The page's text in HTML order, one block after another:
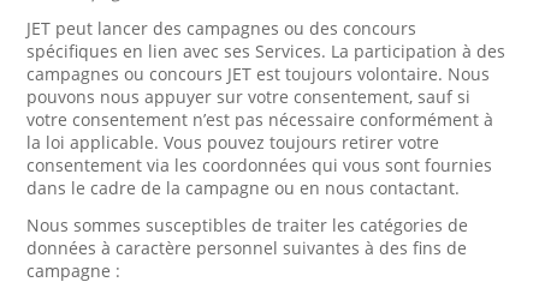
JET peut lancer des campagnes ou des concours
spécifiques en lien avec ses Services. La participation à des
campagnes ou concours JET est toujours volontaire. Nous
pouvons nous appuyer sur votre consentement, sauf si
votre consentement n’est pas nécessaire conformément à
la loi applicable. Vous pouvez toujours retirer votre
consentement via les coordonnées qui vous sont fournies
dans le cadre de la campagne ou en nous contactant.
Nous sommes susceptibles de traiter les catégories de
données à caractère personnel suivantes à des fins de
campagne :